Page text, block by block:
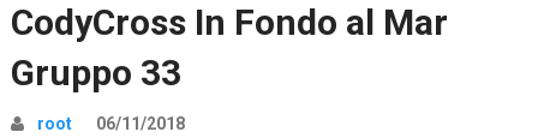
CodyCross In Fondo al Mar
Gruppo 33
root 06/11/2018